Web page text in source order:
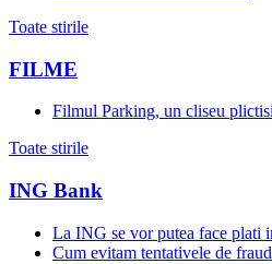
Toate stirile
FILME
Filmul Parking, un cliseu
Toate stirile
ING Bank
La ING se vor putea face plati
Cum evitam tentativele de